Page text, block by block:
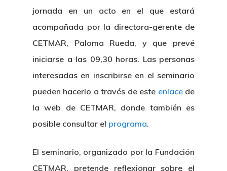
jornada en un acto en el que estará
acompañada por la directora-gerente de
CETMAR, Paloma Rueda, y que prevé
iniciarse a las 09,30 horas. Las personas
interesadas en inscribirse en el seminario
pueden hacerlo a través de este enlacede
la web de CETMAR, donde también es
posible consultar el programa.
El seminario, organizado por la Fundación
CETMAR, pretende reflexionar sobre el